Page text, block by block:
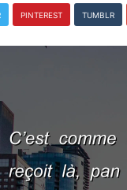
PINTEREST TUMBLR